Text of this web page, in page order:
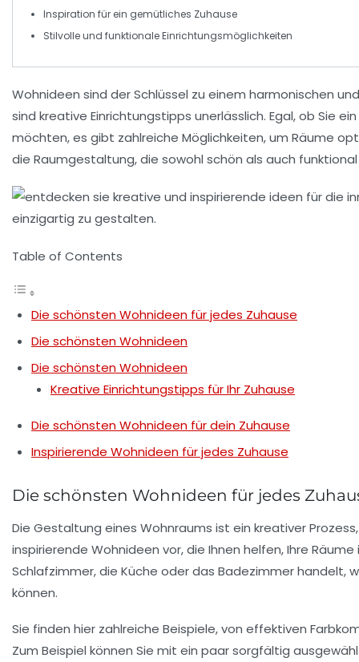
Inspiration für ein gemütliches Zuhause
Stilvolleund funktionaleEinrichtungsmöglichkeiten
Wohnideen sind der Schlüssel zu einem harmonischen
sind kreative Einrichtungstipps unerlässlich. Egal, ob Sie
möchten, es gibt zahlreiche Möglichkeiten, um Räume
die Raumgestaltung, die sowohl schön als auch funktional
Table of Contents
Die schönsten Wohnideen für jedes Zuhause
Die schönsten Wohnideen
Die schönsten Wohnideen
Kreative Einrichtungstipps für Ihr Zuhause
Die schönsten Wohnideen für dein Zuhause
Inspirierende Wohnideen für jedes Zuhause
Die schönsten Wohnideen für jedes
Die Gestaltung eines Wohnraums ist ein kreativer
inspirierende Wohnideen vor, die Ihnen helfen, Ihre
Schlafzimmer, die Küche oder das Badezimmerhandelt,
können.
Sie finden hier zahlreiche Beispiele, von effektiven
Zum Beispiel können Sie mit ein paar sorgfältig